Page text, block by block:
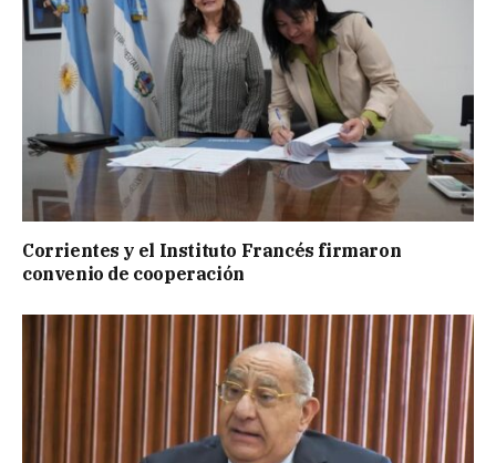
Corrientes y el Instituto Francés firmaron
convenio de cooperación